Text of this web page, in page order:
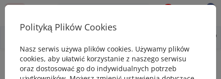
0
Szelki dla psa Szelka ze smyczą dla kotów oraz małych ras psów
0
Polityką Plików Cookies
Nasz serwis używa plików cookies. Używamy plików
cookies, aby ułatwić korzystanie z naszego serwisu
oraz dostosować go do indywidualnych potrzeb